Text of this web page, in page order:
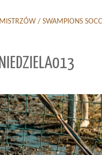
/ SWAMPIONS